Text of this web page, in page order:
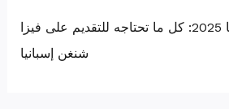
وثائق فيزا اسبانيا 2025: كل ما تحتاجه للتقديم على فيزا
شنغن إسبانيا